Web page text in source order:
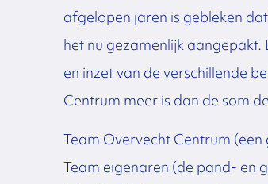
afgelopen jaren is gebleken
het nu gezamenlijk
en inzet van de verschillende
Centrum meer is dan de som
Team Overvecht Centrum
Team eigenaren (de pand- en